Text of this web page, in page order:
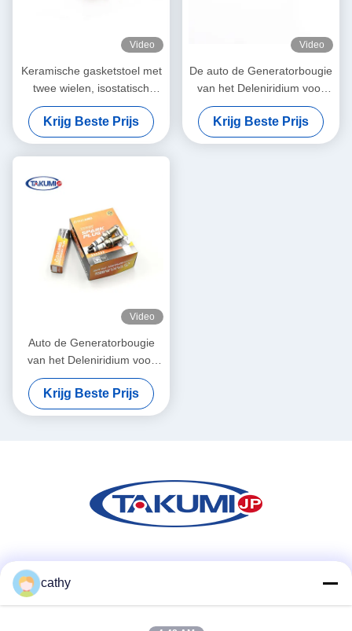
Video
Keramische gasketstoel met
twee wielen, isostatisch
drukend, met vonkstop
Krijg Beste Prijs
Video
De auto de Generatorbougie
van het Deleniridium voor
Toyoya-de Motor van het
Autogas Cdha/Cdhb
vervangt voor 5503 DR14YP
Krijg Beste Prijs
Video
Auto de Generatorbougie
van het Deleniridium voor
Toyoya-de Motor van het
Autogas Cdha
Krijg Beste Prijs
cathy